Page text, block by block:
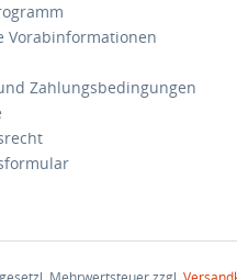
Vorabinformationen
Zahlungsbedingungen